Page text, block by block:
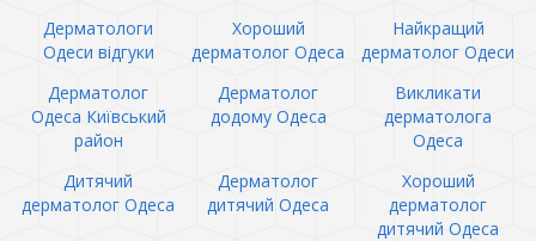
Дерматологи
Одеси відгуки
Хороший
дерматолог Одеса
Найкращий
дерматолог Одеси
Дерматолог
Одеса Київський
район
Дерматолог
додому Одеса
Викликати
дерматолога
Одеса
Дитячий
дерматолог Одеса
Дерматолог
дитячий Одеса
Хороший
дерматолог
дитячий Одеса